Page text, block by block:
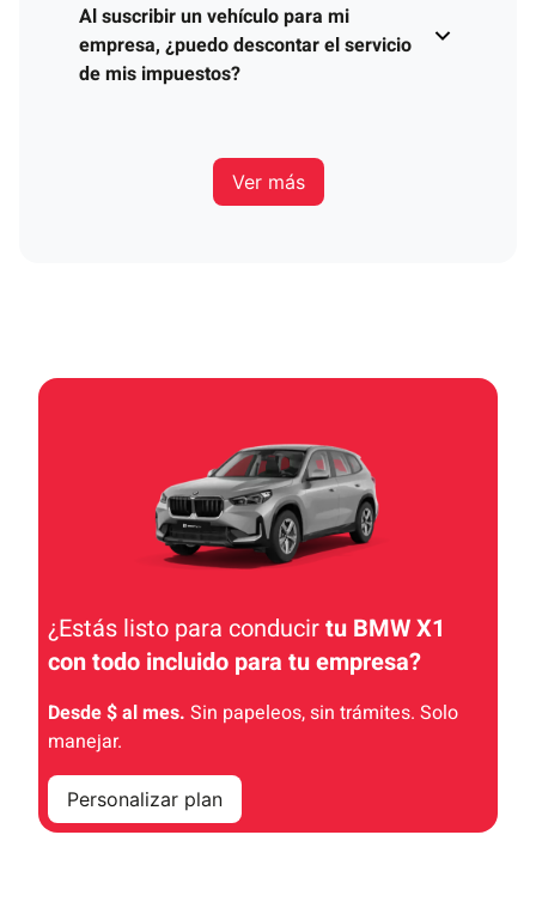
Al suscribir un vehículo para mi
empresa, ¿puedo descontar el servicio
de mis impuestos?
Ver más
¿Estás listo para conducirtu BMW X1
con todo incluido para tu empresa?
Desde $ al mes. Sin papeleos, sin trámites. Solo
manejar.
Personalizar plan